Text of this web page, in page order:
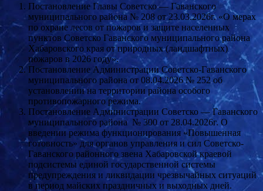
Постановление Главы Советско — Гаванского
муниципального района № 208 от 23.03.2026г. «О мерах
по охране лесов от пожаров и защите населенных
пунктов Советско Гаванского муниципального района
Хабаровского края от природных (ландшафтных)
пожаров в 2026 году».
Постановление Администрации Советско-Гаванского
муниципального района от 08.04.2026 № 252 об
установлении на территории района особого
противопожарного режима.
Постановление Администрации Советско — Гаванского
муниципального района № 300 от 28.04.2026г. О
введении режима функционирования «Повышенная
готовность» для органов управления и сил Советско-
Гаванского районного звена Хабаровской краевой
подсистемы единой государственной системы
предупреждения и ликвидации чрезвычайных ситуаций
в период майских праздничных и выходных дней.